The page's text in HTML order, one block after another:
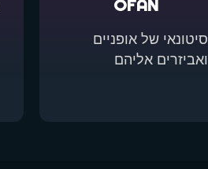
OFAN
סיטונאי של אופניים
ואביזרים אליהם